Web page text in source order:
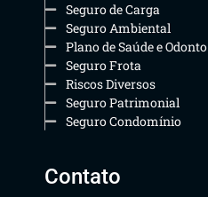
Seguro de Carga
Seguro Ambiental
Plano de Saúde e Odonto
Seguro Frota
Riscos Diversos
Seguro Patrimonial
Seguro Condomínio
Contato